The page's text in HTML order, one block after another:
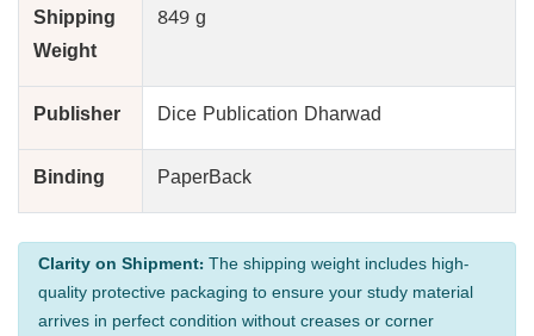
Shipping
Weight
849 g
Publisher Dice Publication Dharwad
Binding PaperBack
Clarity on Shipment: The shipping weight includes high-
quality protective packaging to ensure your study material
arrives in perfect condition without creases or corner